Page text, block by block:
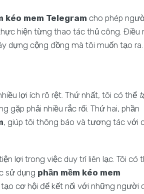
kéo mem Telegram cho phép
hiện từng thao tác thủ công. Điều
dựng cộng đồng mà tôi muốn tạo ra.
lợi ích rõ rệt. Thứ nhất, tôi có thể
gặp phải nhiều rắc rối. Thứ hai, phần
, giúp tôi thông báo và tương tác với
lợi trong việc duy trì liên lạc. Tôi có
sử dụng phần mềm kéo mem
cơ hội để kết nối với những người